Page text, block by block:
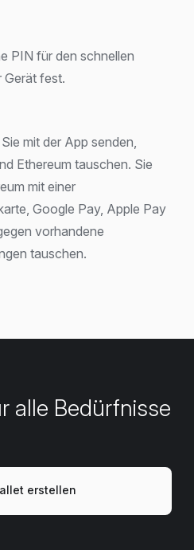
PIN für den schnellen
Gerät fest.
mit der App senden,
Ethereum tauschen. Sie
mit einer
Google Pay, Apple Pay
vorhandene
tauschen.
alle Bedürfnisse
erstellen